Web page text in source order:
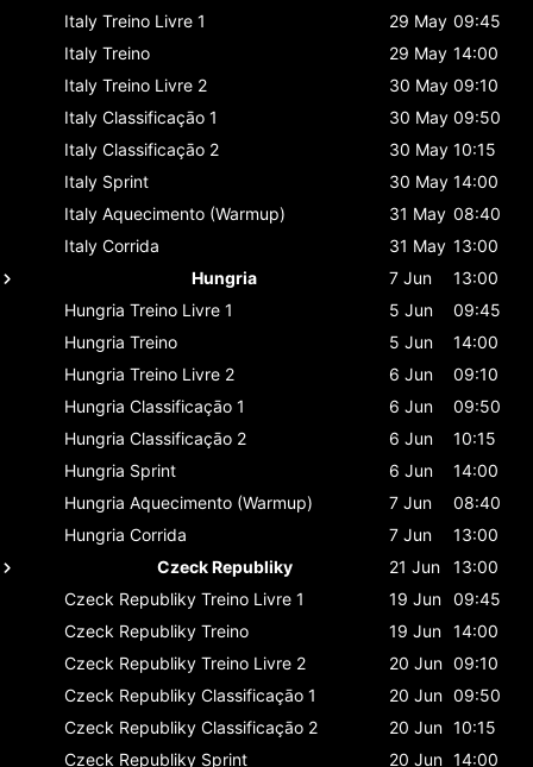
Italy Treino Livre 1 29 May 09:45
Italy Treino 29 May 14:00
Italy Treino Livre 2 30 May 09:10
Italy Classificaçāo 1 30 May 09:50
Italy Classificaçāo 2 30 May 10:15
Italy Sprint 30 May 14:00
Italy Aquecimento (Warmup) 31 May 08:40
Italy Corrida 31 May 13:00
Hungria
7 Jun
13:00
Hungria Treino Livre 1 5 Jun
09:45
Hungria Treino 5 Jun
14:00
Hungria Treino Livre 2 6 Jun
09:10
Hungria Classificaçāo 1 6 Jun
09:50
Hungria Classificaçāo 2 6 Jun
10:15
Hungria Sprint 6 Jun
14:00
Hungria Aquecimento (Warmup) 7 Jun
08:40
Hungria Corrida 7 Jun
13:00
Czeck Republiky
21 Jun
13:00
Czeck Republiky Treino Livre 1 19 Jun 09:45
Czeck Republiky Treino 19 Jun 14:00
Czeck Republiky Treino Livre 2 20 Jun 09:10
Czeck Republiky Classificaçāo 1 20 Jun 09:50
Czeck Republiky Classificaçāo 2 20 Jun 10:15
Czeck Republiky Sprint 20 Jun 14:00